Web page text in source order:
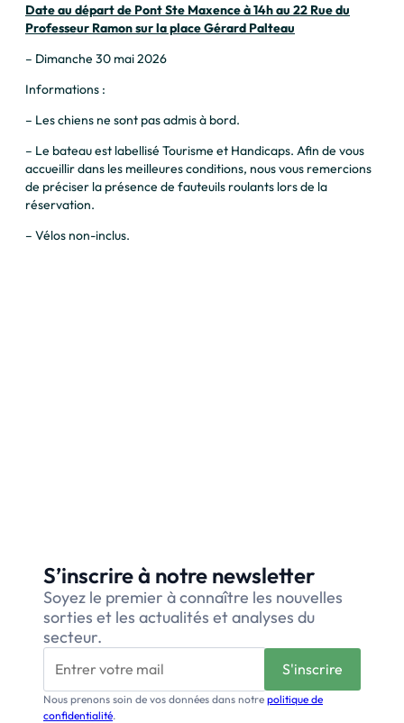
Date au départ de Pont Ste Maxence à 14h au 22 Rue du
Professeur Ramon sur la place Gérard Palteau
– Dimanche 30 mai 2026
Informations :
– Les chiens ne sont pas admis à bord.
– Le bateau est labellisé Tourisme et Handicaps. Afin de vous
accueillir dans les meilleures conditions, nous vous remercions
de préciser la présence de fauteuils roulants lors de la
réservation.
– Vélos non-inclus.
S’inscrire à notre newsletter
Soyez le premier à connaître les nouvelles
sorties et les actualités et analyses du
secteur.
Nous prenons soin de vos données dans notre politique de
confidentialité.